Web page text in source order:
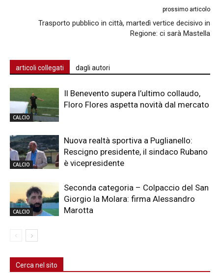
prossimo articolo
Trasporto pubblico in città, martedì vertice decisivo in
Regione: ci sarà Mastella
articoli collegati dagli autori
CALCIO
Il Benevento supera l’ultimo collaudo,
Floro Flores aspetta novità dal mercato
CALCIO
Nuova realtà sportiva a Puglianello:
Rescigno presidente, il sindaco Rubano
è vicepresidente
CALCIO
Seconda categoria – Colpaccio del San
Giorgio la Molara: firma Alessandro
Marotta
Cerca nel sito